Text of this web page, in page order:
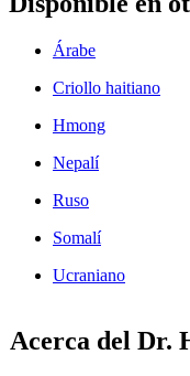
Árabe
Criollo haitiano
Hmong
Nepalí
Ruso
Somalí
Ucraniano
Acerca del Dr.